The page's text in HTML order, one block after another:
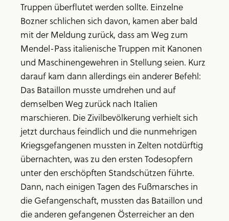
Truppen überflutet werden sollte. Einzelne
Bozner schlichen sich davon, kamen aber bald
mit der Meldung zurück, dass am Weg zum
Mendel-Pass italienische Truppen mit Kanonen
und Maschinengewehren in Stellung seien. Kurz
darauf kam dann allerdings ein anderer Befehl:
Das Bataillon musste umdrehen und auf
demselben Weg zurück nach Italien
marschieren. Die Zivilbevölkerung verhielt sich
jetzt durchaus feindlich und die nunmehrigen
Kriegsgefangenen mussten in Zelten notdürftig
übernachten, was zu den ersten Todesopfern
unter den erschöpften Standschützen führte.
Dann, nach einigen Tagen des Fußmarsches in
die Gefangenschaft, mussten das Bataillon und
die anderen gefangenen Österreicher an den